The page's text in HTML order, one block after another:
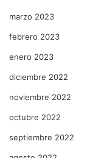
marzo 2023
febrero 2023
enero 2023
diciembre 2022
noviembre 2022
octubre 2022
septiembre 2022